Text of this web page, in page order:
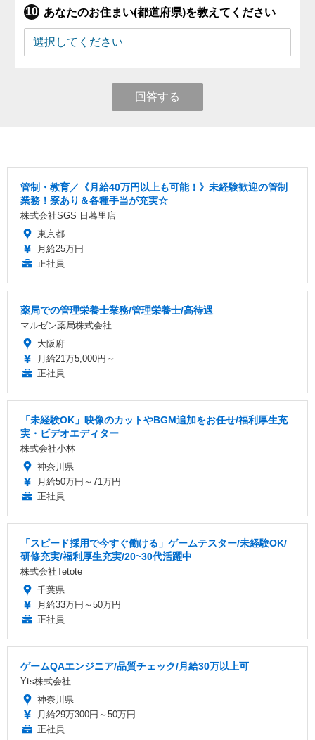
あなたのお住まい(都道府県)を教えてください
回答する
管制・教育／《月給40万円以上も可能！》未経験歓迎の管制
業務！寮あり＆各種手当が充実☆
株式会社SGS 日暮里店
東京都
月給25万円
正社員
薬局での管理栄養士業務/管理栄養士/高待遇
マルゼン薬局株式会社
大阪府
月給21万5,000円～
正社員
「未経験OK」映像のカットやBGM追加をお任せ/福利厚生充
実・ビデオエディター
株式会社小林
神奈川県
月給50万円～71万円
正社員
「スピード採用で今すぐ働ける」ゲームテスター/未経験OK/
研修充実/福利厚生充実/20~30代活躍中
株式会社Tetote
千葉県
月給33万円～50万円
正社員
ゲームQAエンジニア/品質チェック/月給30万以上可
Yts株式会社
神奈川県
月給29万300円～50万円
正社員